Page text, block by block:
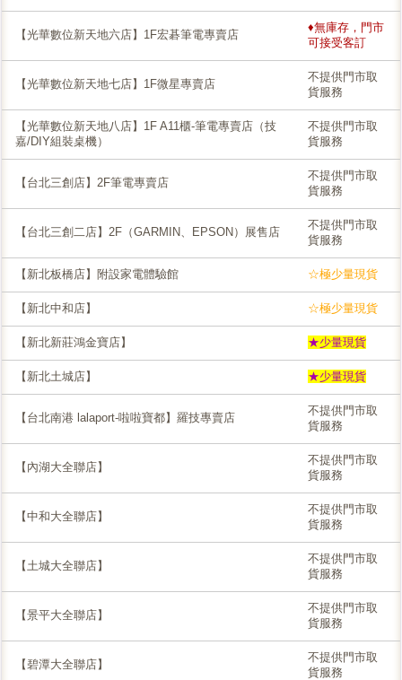
【光華數位新天地六店】1F宏碁筆電專賣店
♦無庫存，門市
可接受客訂
【光華數位新天地七店】1F微星專賣店
不提供門市取
貨服務
【光華數位新天地八店】1F A11櫃-筆電專賣店（技
嘉/DIY組裝桌機）
不提供門市取
貨服務
【台北三創店】2F筆電專賣店
不提供門市取
貨服務
【台北三創二店】2F（GARMIN、EPSON）展售店
不提供門市取
貨服務
【新北板橋店】附設家電體驗館 ☆極少量現貨
【新北中和店】 ☆極少量現貨
【新北新莊鴻金寶店】 ★少量現貨
【新北土城店】 ★少量現貨
【台北南港 lalaport-啦啦寶都】羅技專賣店
不提供門市取
貨服務
【內湖大全聯店】
不提供門市取
貨服務
【中和大全聯店】
不提供門市取
貨服務
【土城大全聯店】
不提供門市取
貨服務
【景平大全聯店】
不提供門市取
貨服務
【碧潭大全聯店】
不提供門市取
貨服務